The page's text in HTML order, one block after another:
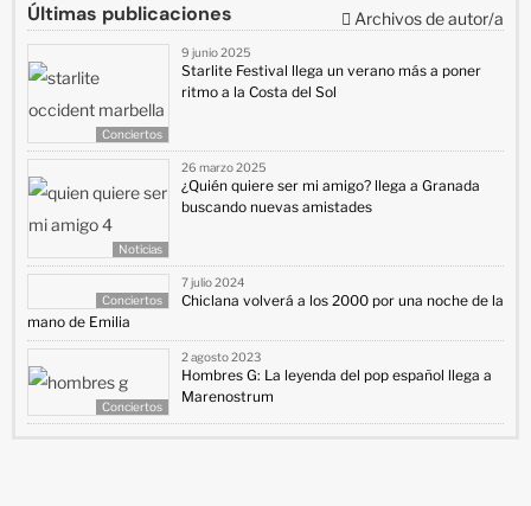
Últimas publicaciones Archivos de autor/a
Conciertos
9 junio 2025
Starlite Festival llega un verano más a poner
ritmo a la Costa del Sol
Noticias
26 marzo 2025
¿Quién quiere ser mi amigo? llega a Granada
buscando nuevas amistades
Conciertos
7 julio 2024
Chiclana volverá a los 2000 por una noche de la
mano de Emilia
Conciertos
2 agosto 2023
Hombres G: La leyenda del pop español llega a
Marenostrum